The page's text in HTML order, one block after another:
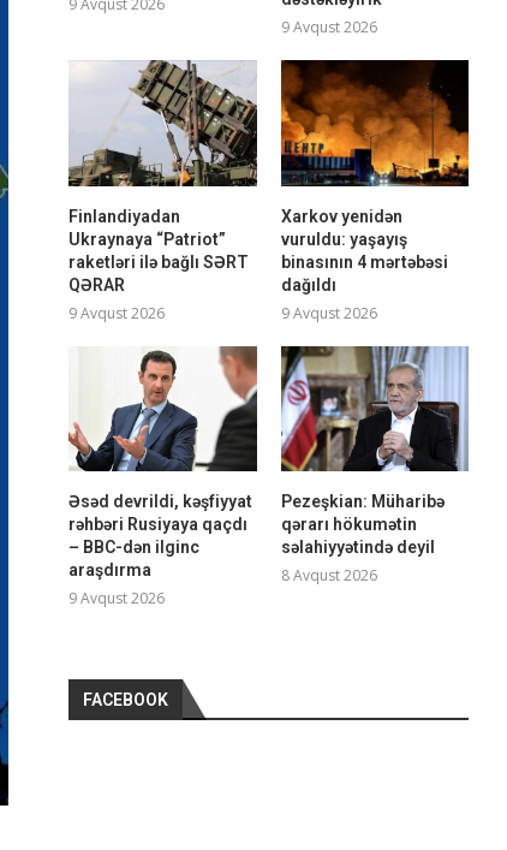
9 Avqust 2026
9 Avqust 2026
Finlandiyadan
Ukraynaya “Patriot”
raketləri ilə bağlı SƏRT
QƏRAR
9 Avqust 2026
Xarkov yenidən
vuruldu: yaşayış
binasının 4 mərtəbəsi
dağıldı
9 Avqust 2026
Əsəd devrildi, kəşfiyyat
rəhbəri Rusiyaya qaçdı
– BBC-dən ilginc
araşdırma
9 Avqust 2026
Pezeşkian: Müharibə
qərarı hökumətin
səlahiyyətində deyil
8 Avqust 2026
FACEBOOK